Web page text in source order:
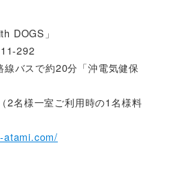
DOGS」
292
線バスで約20分「沖電気健保
2名様一室ご利用時の1名様料